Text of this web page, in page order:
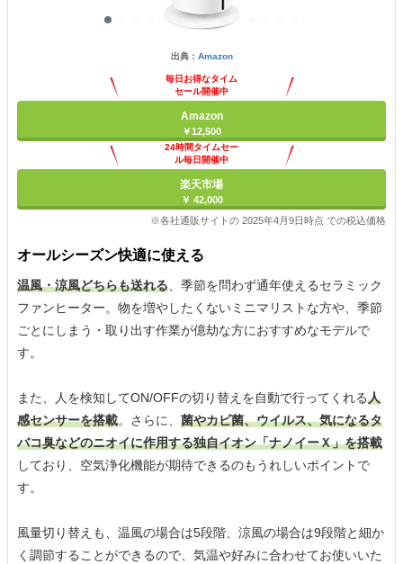
出典： Amazon
毎日お得なタイム
セール開催中
Amazon
￥12,500
24時間タイムセー
ル毎日開催中
楽天市場
￥ 42,000
※各社通販サイトの 2025年4月9日時点 での税込価格
オールシーズン快適に使える
温風・涼風どちらも送れる 、季節を問わず通年使えるセラミック
ファンヒーター。物を増やしたくないミニマリストな方や、季節
ごとにしまう・取り出す作業が億劫な方におすすめなモデルで
す。
また、人を検知してON/OFFの切り替えを自動で行ってくれる人
感センサーを搭載。さらに、 菌やカビ菌、ウイルス、気になるタ
バコ臭などのニオイに作用する独自イオン「ナノイーＸ」を搭載
しており、空気浄化機能が期待できるのもうれしいポイントで
す。
風量切り替えも、温風の場合は5段階、涼風の場合は9段階と細か
く調節することができるので、気温や好みに合わせてお使いいた